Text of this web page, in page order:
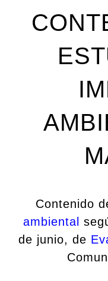
Contenido
ambiental
de junio, de